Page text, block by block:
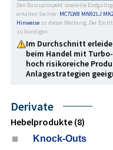
Den Basisprospekt sowie die
erhalten Sie hier: MC7LW8 MN92LJ
Hinweise zu dieser Werbung. Der
zu kündigen.
Im Durchschnitt
beim Handel mit
hoch risikoreiche
Anlage­strategien
Derivate
Hebelprodukte (8)
Knock-Outs